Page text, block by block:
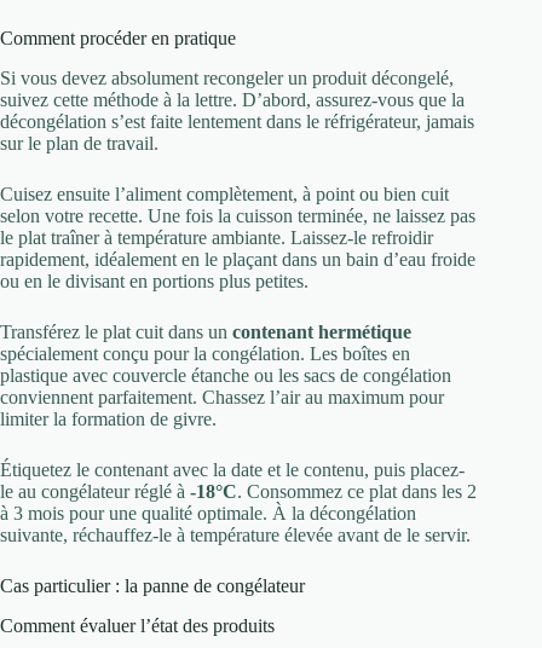
Comment procéder en pratique
Si vous devez absolument recongeler un produit décongelé,
suivez cette méthode à la lettre. D’abord, assurez-vous que la
décongélation s’est faite lentement dans le réfrigérateur, jamais
sur le plan de travail.
Cuisez ensuite l’aliment complètement, à point ou bien cuit
selon votre recette. Une fois la cuisson terminée, ne laissez pas
le plat traîner à température ambiante. Laissez-le refroidir
rapidement, idéalement en le plaçant dans un bain d’eau froide
ou en le divisant en portions plus petites.
Transférez le plat cuit dans un contenant hermétique
spécialement conçu pour la congélation. Les boîtes en
plastique avec couvercle étanche ou les sacs de congélation
conviennent parfaitement. Chassez l’air au maximum pour
limiter la formation de givre.
Étiquetez le contenant avec la date et le contenu, puis placez-
le au congélateur réglé à -18°C. Consommez ce plat dans les 2
à 3 mois pour une qualité optimale. À la décongélation
suivante, réchauffez-le à température élevée avant de le servir.
Cas particulier : la panne de congélateur
Comment évaluer l’état des produits